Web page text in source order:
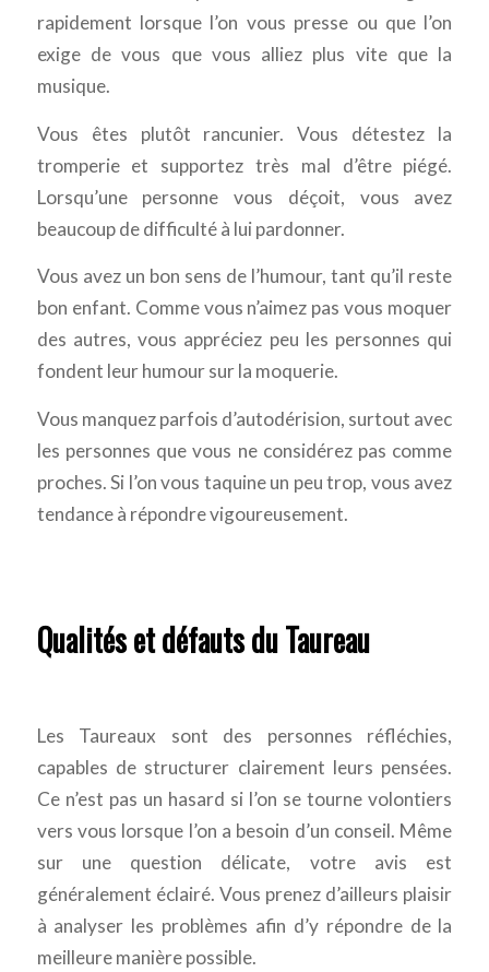
rapidement lorsque l’on vous presse ou que l’on
exige de vous que vous alliez plus vite que la
musique.
Vous êtes plutôt rancunier. Vous détestez la
tromperie et supportez très mal d’être piégé.
Lorsqu’une personne vous déçoit, vous avez
beaucoup de difficulté à lui pardonner.
Vous avez un bon sens de l’humour, tant qu’il reste
bon enfant. Comme vous n’aimez pas vous moquer
des autres, vous appréciez peu les personnes qui
fondent leur humour sur la moquerie.
Vous manquez parfois d’autodérision, surtout avec
les personnes que vous ne considérez pas comme
proches. Si l’on vous taquine un peu trop, vous avez
tendance à répondre vigoureusement.
Qualités et défauts du Taureau
Les Taureaux sont des personnes réfléchies,
capables de structurer clairement leurs pensées.
Ce n’est pas un hasard si l’on se tourne volontiers
vers vous lorsque l’on a besoin d’un conseil. Même
sur une question délicate, votre avis est
généralement éclairé. Vous prenez d’ailleurs plaisir
à analyser les problèmes afin d’y répondre de la
meilleure manière possible.